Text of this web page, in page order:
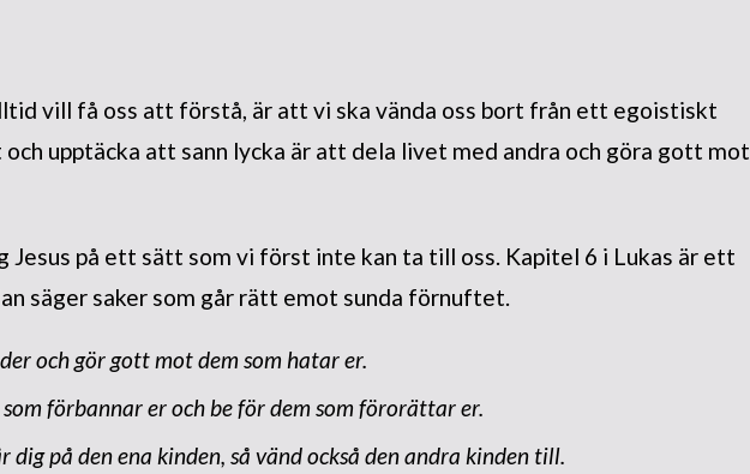
vill få oss att förstå, är att vi ska vända oss bort från ett egoistiskt
upptäcka att sann lycka är att dela livet med andra och göra gott mot
Jesus på ett sätt som vi först inte kan ta till oss. Kapitel 6 i Lukas är ett
säger saker som går rätt emot sunda förnuftet.
och gör gott mot dem som hatar er.
förbannar er och be för dem som förorättar er.
dig på den ena kinden, så vänd också den andra kinden till.